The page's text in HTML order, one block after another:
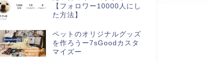
【フォロワー10000人にし
た方法】
ペットのオリジナルグッズ
を作ろうー7sGoodカスタ
マイズー